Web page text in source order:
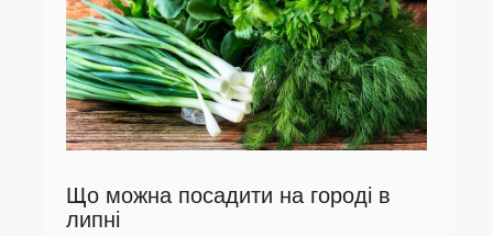
Що можна посадити на городі в
липні